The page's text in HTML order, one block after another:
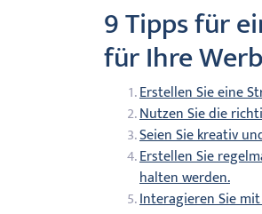
9 Tipps für
für Ihre
Erstellen Sie eine
Nutzen Sie die
Seien Sie kreativ
Erstellen Sie
halten werden.
Interagieren Sie